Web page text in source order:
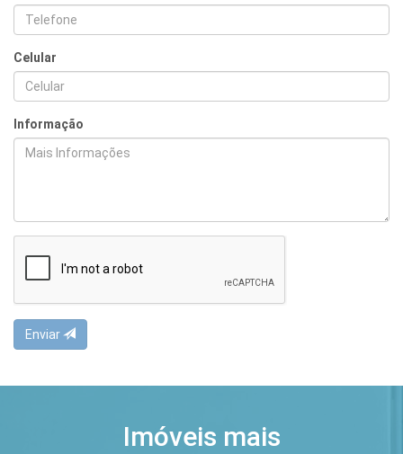
Celular
Informação
Enviar
Imóveis mais